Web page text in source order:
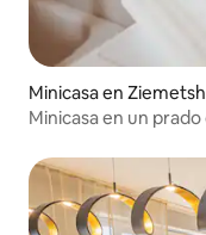
Minicasa en
Minicasa en un